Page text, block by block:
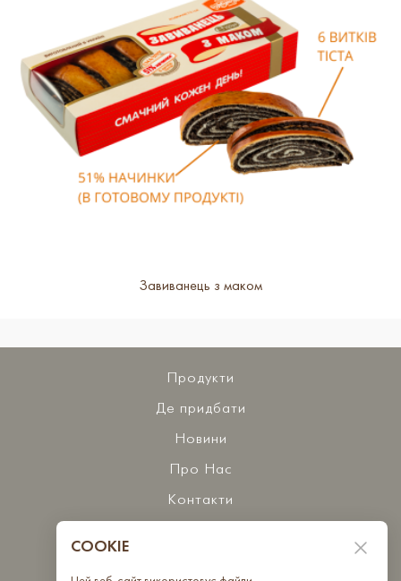
Завиванець з маком
Продукти
Де придбати
Новини
Про Нас
Контакти
COOKIE